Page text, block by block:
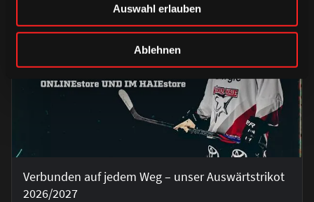
Auswahl erlauben
Ablehnen
Verbunden auf jedem Weg – unser Auswärtstrikot
2026/2027